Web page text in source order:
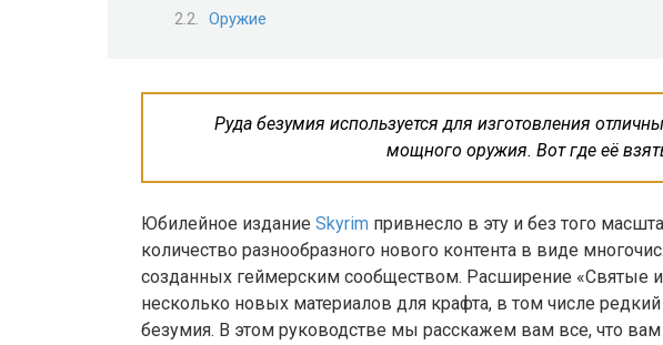
Оружие
Руда безумия используется для изготовления
мощного оружия. Вот где её
Юбилейное издание Skyrim привнесло в эту и без того
количество разнообразного нового контента в виде
созданных геймерским сообществом. Расширение «Святые и
несколько новых материалов для крафта, в том числе
безумия. В этом руководстве мы расскажем вам все, что